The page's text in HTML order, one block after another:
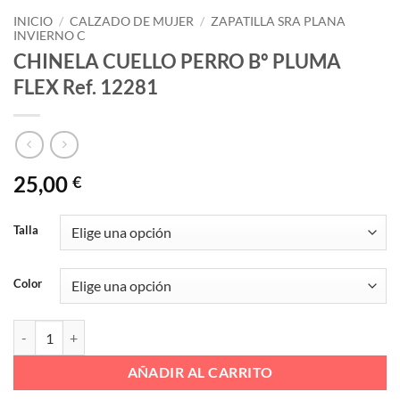
INICIO / CALZADO DE MUJER / ZAPATILLA SRA PLANA
INVIERNO C
CHINELA CUELLO PERRO Bº PLUMA
FLEX Ref. 12281
25,00 €
Talla
Color
AÑADIR AL CARRITO